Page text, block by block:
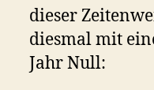
dieser
diesmal mit
Jahr Null: